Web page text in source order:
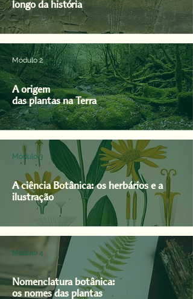
longo da história
Módulo 2
A origem
das plantas na Terra
Módulo 3
A ciência Botânica: os herbários e a
ilustração
Módulo 4
Nomenclatura botânica:
os nomes das plantas